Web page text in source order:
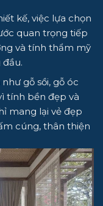
kế, việc lựa chọn
quan trọng tiếp
và tính thẩm mỹ
gỗ sồi, gỗ óc
tính bền đẹp và
mang lại vẻ đẹp
cúng, thân thiện